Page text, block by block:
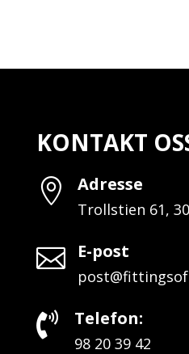
KONTAKT
 Adresse
Trollstien 61,
 E-post
 Telefon:
98 20 39 42